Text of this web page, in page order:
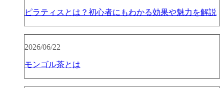
ピラティスとは？初心者にもわかる効果や魅力を解説
2026/06/22
モンゴル茶とは